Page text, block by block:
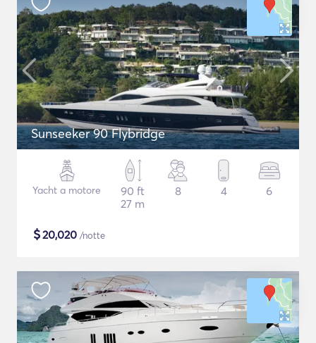
Sunseeker 90 Flybridge
Yacht a motore
90 ft
27 m
8 4 6
$20,020 /notte